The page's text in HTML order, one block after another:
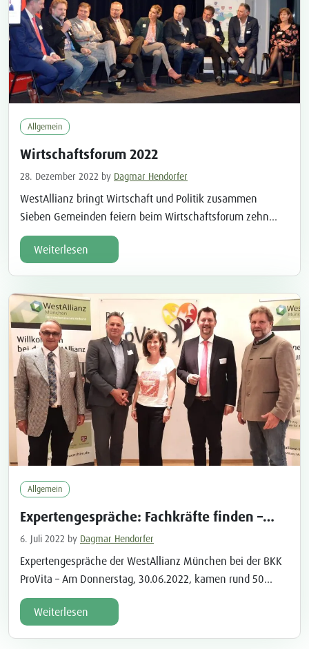
Allgemein
Wirtschaftsforum 2022
28. Dezember 2022 by Dagmar Hendorfer
WestAllianz bringt Wirtschaft und Politik zusammen
Sieben Gemeinden feiern beim Wirtschaftsforum zehn
Jahre Zusammenarbeit Das Who-is-Who der örtlichen
Wirtschaft hat sich kürzlich in Sulzemoos getroffen. Die
das nach zweijähriger Corona-Pause wieder stattfinden
konnte. Das Abendprogramm nahm auch Bezug auf das
zehnjährige Jubiläum des interkommunalen […]
Weiterlesen
Allgemein
Expertengespräche: Fachkräfte finden –
Fachkräfte binden
6. Juli 2022 by Dagmar Hendorfer
Expertengespräche der WestAllianz München bei der BKK
ProVita – Am Donnerstag, 30.06.2022, kamen rund 50
Besucher zur Veranstaltung „Fachkräfte finden –
Fachkräfte binden“ in die Hauptverwaltung der BKK
Weiterlesen